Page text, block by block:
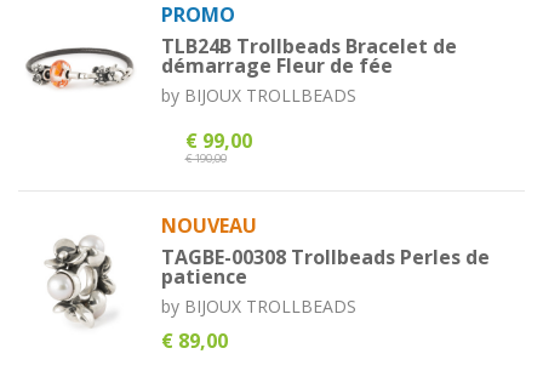
PROMO
TLB24B Trollbeads Bracelet de
démarrage Fleur de fée
by BIJOUX TROLLBEADS
€ 99,00
€ 190,00
NOUVEAU
TAGBE-00308 Trollbeads Perles de
patience
by BIJOUX TROLLBEADS
€ 89,00